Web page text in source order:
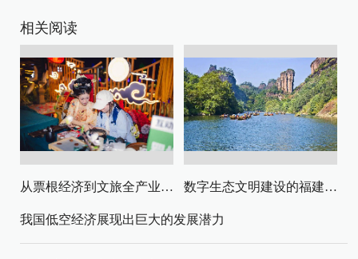
相关阅读
从票根经济到文旅全产业链升级 数字生态文明建设的福建路径与启示
我国低空经济展现出巨大的发展潜力